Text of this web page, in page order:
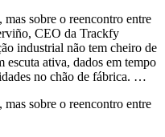
sobre o reencontro entre
CEO da Trackfy
industrial não tem cheiro de
escuta ativa, dados em tempo
no chão de fábrica. …
sobre o reencontro entre